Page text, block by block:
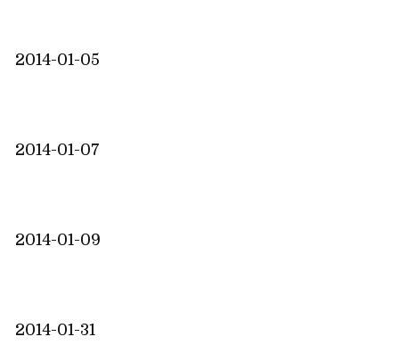
2014-01-05
2014-01-07
2014-01-09
2014-01-31